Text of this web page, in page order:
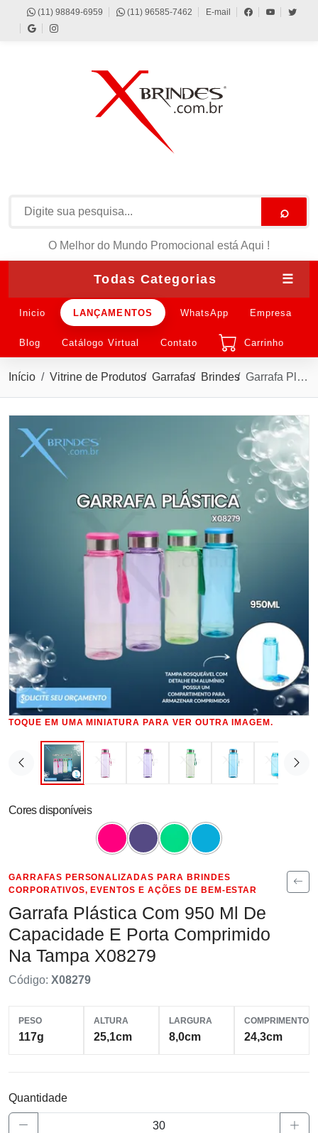
(11) 98849-6959 (11) 96585-7462 E-mail
⌕
O Melhor do Mundo Promocional está Aqui !
Todas Categorias ☰
Inicio LANÇAMENTOS WhatsApp Empresa
Blog Catálogo Virtual Contato Carrinho
Início Vitrine de Produtos Garrafas Brindes Garrafa Plástica com 950 ML de Capacidade e Porta Comprimido na Tampa X08279
TOQUE EM UMA MINIATURA PARA VER OUTRA IMAGEM.
Cores disponíveis
GARRAFAS PERSONALIZADAS PARA BRINDES
CORPORATIVOS, EVENTOS E AÇÕES DE BEM-ESTAR
Garrafa Plástica Com 950 Ml De
Capacidade E Porta Comprimido
Na Tampa X08279
Código: X08279
PESO
117g
ALTURA
25,1cm
LARGURA
8,0cm
COMPRIMENTO
24,3cm
Quantidade